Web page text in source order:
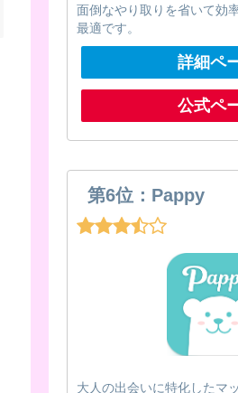
面倒なやり取りを省いて効
最適です。
詳細ペ
公式ペ
第6位：Pappy
大人の出会いに特化したマ